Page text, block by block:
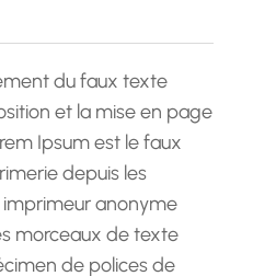
du faux texte
et la mise en page
Ipsum est le faux
depuis les
imprimeur anonyme
morceaux de texte
de polices de